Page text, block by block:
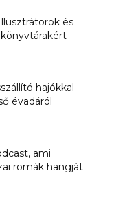
és
hajókkal –
évadáról
ami
romák hangját